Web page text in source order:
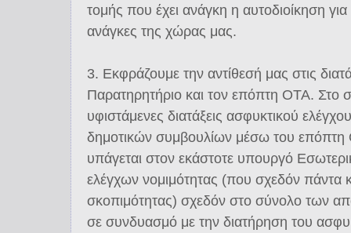
τομής που έχει ανάγκη η αυτοδιοίκηση για
ανάγκες της χώρας μας.
3. Εκφράζουμε την αντίθεσή μας στις
Παρατηρητήριο και τον επόπτη ΟΤΑ. Στο
υφιστάμενες διατάξεις ασφυκτικού
δημοτικών συμβουλίων μέσω του
υπάγεται στον εκάστοτε υπουργό
ελέγχων νομιμότητας (που σχεδόν πάντα
σκοπιμότητας) σχεδόν στο σύνολο των
σε συνδυασμό με την διατήρηση του